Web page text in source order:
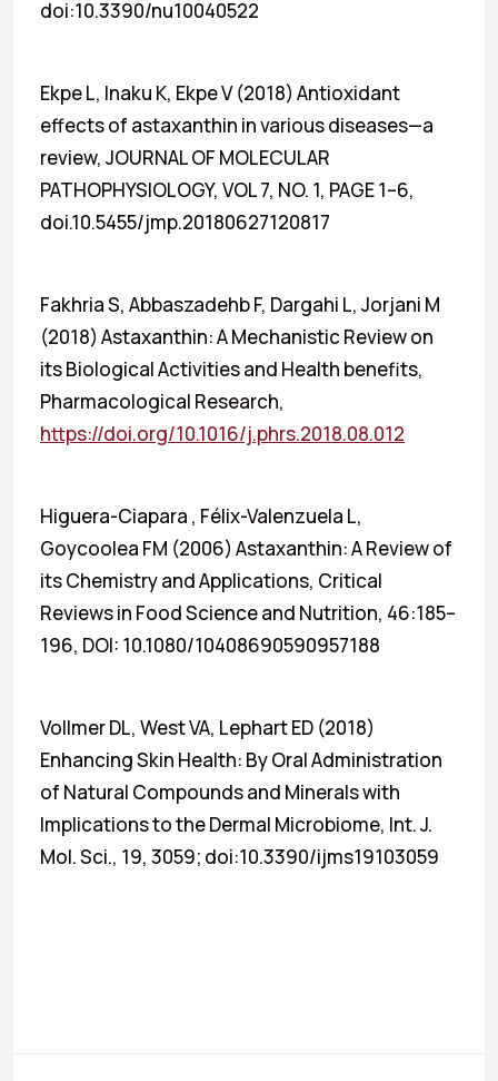
doi:10.3390/nu10040522
Ekpe L, Inaku K, Ekpe V (2018) Antioxidant
effects of astaxanthin in various diseases—a
review, JOURNAL OF MOLECULAR
PATHOPHYSIOLOGY, VOL 7, NO. 1, PAGE 1–6,
doi.10.5455/jmp.20180627120817
Fakhria S, Abbaszadehb F, Dargahi L, Jorjani M
(2018) Astaxanthin: A Mechanistic Review on
its Biological Activities and Health benefits,
Pharmacological Research,
https://doi.org/10.1016/j.phrs.2018.08.012
Higuera-Ciapara , Félix-Valenzuela L,
Goycoolea FM (2006) Astaxanthin: A Review of
its Chemistry and Applications, Critical
Reviews in Food Science and Nutrition, 46:185–
196, DOI: 10.1080/10408690590957188
Vollmer DL, West VA, Lephart ED (2018)
Enhancing Skin Health: By Oral Administration
of Natural Compounds and Minerals with
Implications to the Dermal Microbiome, Int. J.
Mol. Sci., 19, 3059; doi:10.3390/ijms19103059